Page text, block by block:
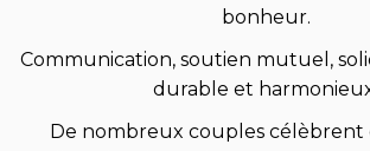
bonheur.
Communication, soutien mutuel,
durable et
De nombreux couples célèbrent